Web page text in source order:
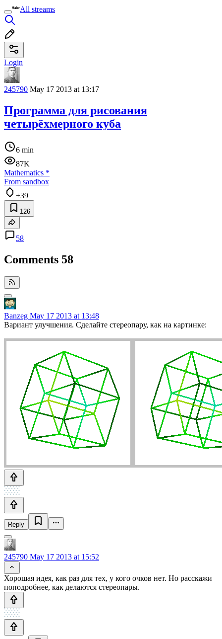
All streams
Login
245790 May 17 2013 at 13:17
Программа для рисования
четырёхмерного куба
6 min
87K
Mathematics *
From sandbox
+39
126
58
Comments 58
Banzeg May 17 2013 at 13:48
Вариант улучшения. Сделайте стереопару, как на картинке:
Reply
245790 May 17 2013 at 15:52
Хорошая идея, как раз для тех, у кого очков нет. Но расскажи
поподробнее, как делаются стереопары.